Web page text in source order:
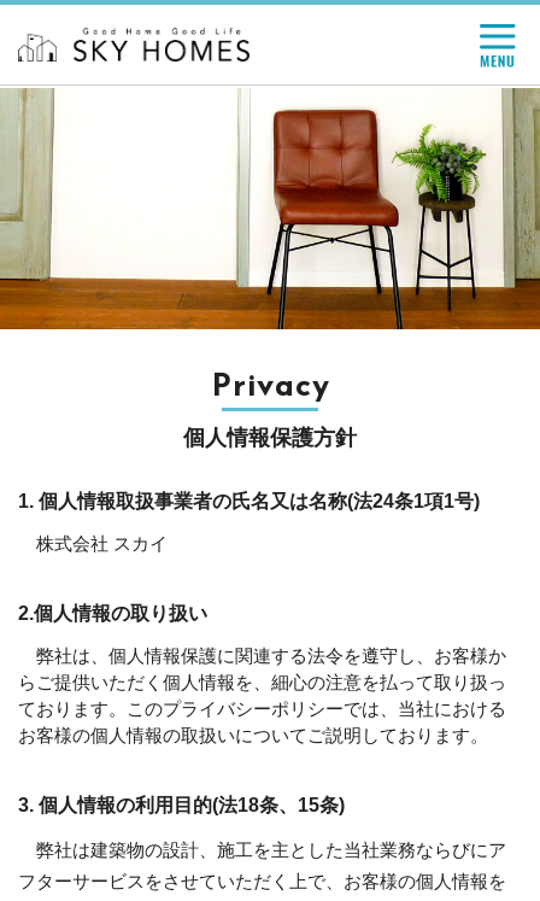
Privacy
個人情報保護方針
1. 個人情報取扱事業者の氏名又は名称(法24条1項1号)
株式会社 スカイ
2.個人情報の取り扱い
弊社は、個人情報保護に関連する法令を遵守し、お客様か
らご提供いただく個人情報を、細心の注意を払って取り扱っ
ております。このプライバシーポリシーでは、当社における
お客様の個人情報の取扱いについてご説明しております。
3. 個人情報の利用目的(法18条、15条)
弊社は建築物の設計、施工を主とした当社業務ならびにア
フターサービスをさせていただく上で、お客様の個人情報を